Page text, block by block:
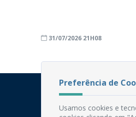
31/07/2026 21H08
Preferência de
Usamos cookies e